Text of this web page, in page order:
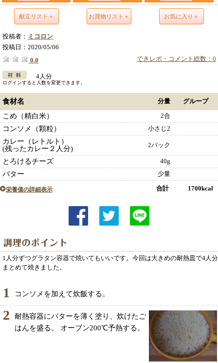
献立リスト＋ お買物リスト＋ お気に入り＋
投稿者： ミコロン
投稿日： 2020/05/06
できレポ・コメント総数：0
0.0
4人分
ログインすると人数を変更できます。
食材名 分量 グループ
こめ（精白米） 2合
コンソメ（顆粒） 小さじ2
カレー（レトルト）
(残ったカレー２人分)
2パック
とろけるチーズ 40g
バター 少量
栄養価の詳細表示 合計 1700kcal
1人分ずつグラタン容器で焼いてもいいです。今回は大きめの耐熱皿で4人分
まとめて焼きました。
1 コンソメを加えて炊飯する。
2
耐熱容器にバターを薄く塗り、炊けたご
はんを盛る。 オーブン200℃予熱する。